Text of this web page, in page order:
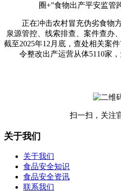
圈+”食物出产平安监管
正在冲击农村冒充伪劣食物方
泉源管控、线索排查、案件查办
截至2025年12月底，查处相关案
令整改出产运营从体5110家
扫一扫，关注
关于我们
关于我们
食品安全知识
食品安全资讯
联系我们